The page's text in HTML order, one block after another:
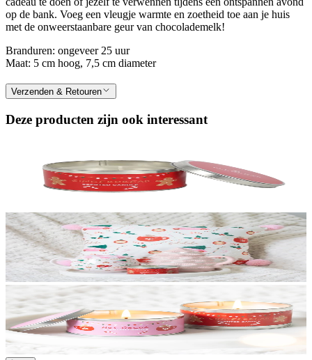
op de bank. Voeg een vleugje warmte en zoetheid toe aan je huis
met de onweerstaanbare geur van chocolademelk!
Branduren: ongeveer 25 uur
Maat: 5 cm hoog, 7,5 cm diameter
Verzenden & Retouren
Deze producten zijn ook interessant